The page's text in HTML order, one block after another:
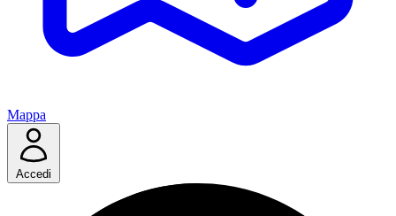
Mappa
Accedi